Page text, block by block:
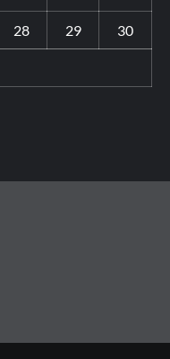
28 29 30